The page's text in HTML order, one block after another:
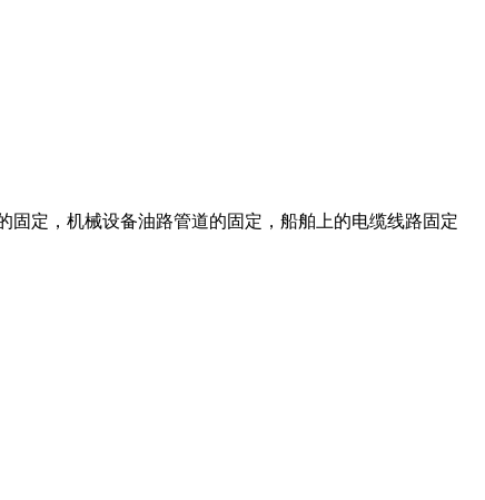
定，机械设备油路管道的固定，船舶上的电缆线路固定